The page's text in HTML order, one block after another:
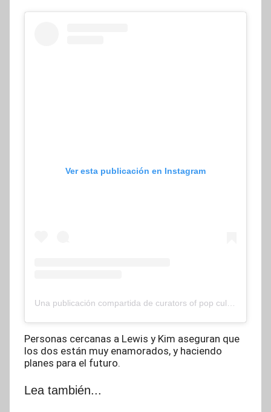
Ver esta publicación en Instagram
Personas cercanas a Lewis y Kim aseguran que
los dos están muy enamorados, y haciendo
planes para el futuro.
Lea también...